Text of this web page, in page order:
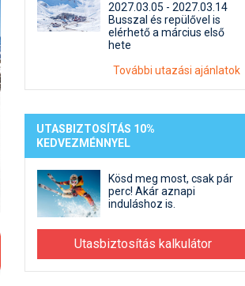
2027.03.05 - 2027.03.14
Busszal és repülővel is
elérhető a március első
hete
További utazási ajánlatok
UTASBIZTOSÍTÁS 10%
KEDVEZMÉNNYEL
Kösd meg most, csak pár
perc! Akár aznapi
induláshoz is.
Utasbiztosítás kalkulátor